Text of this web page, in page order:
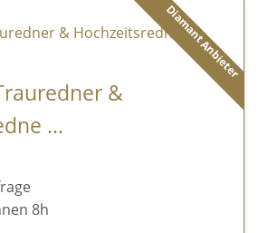
Diamant Anbieter
&
...
8h